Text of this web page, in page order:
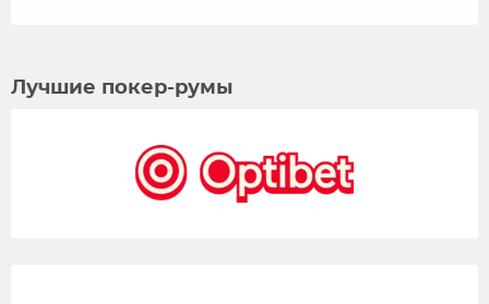
Лучшие покер-румы